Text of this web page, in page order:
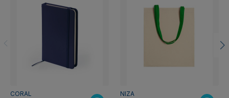
CORAL NIZA